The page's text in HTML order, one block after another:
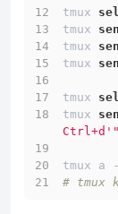
tmux
tmux
tmux
tmux
tmux
tmux
Ctrl+d'"
# tmux